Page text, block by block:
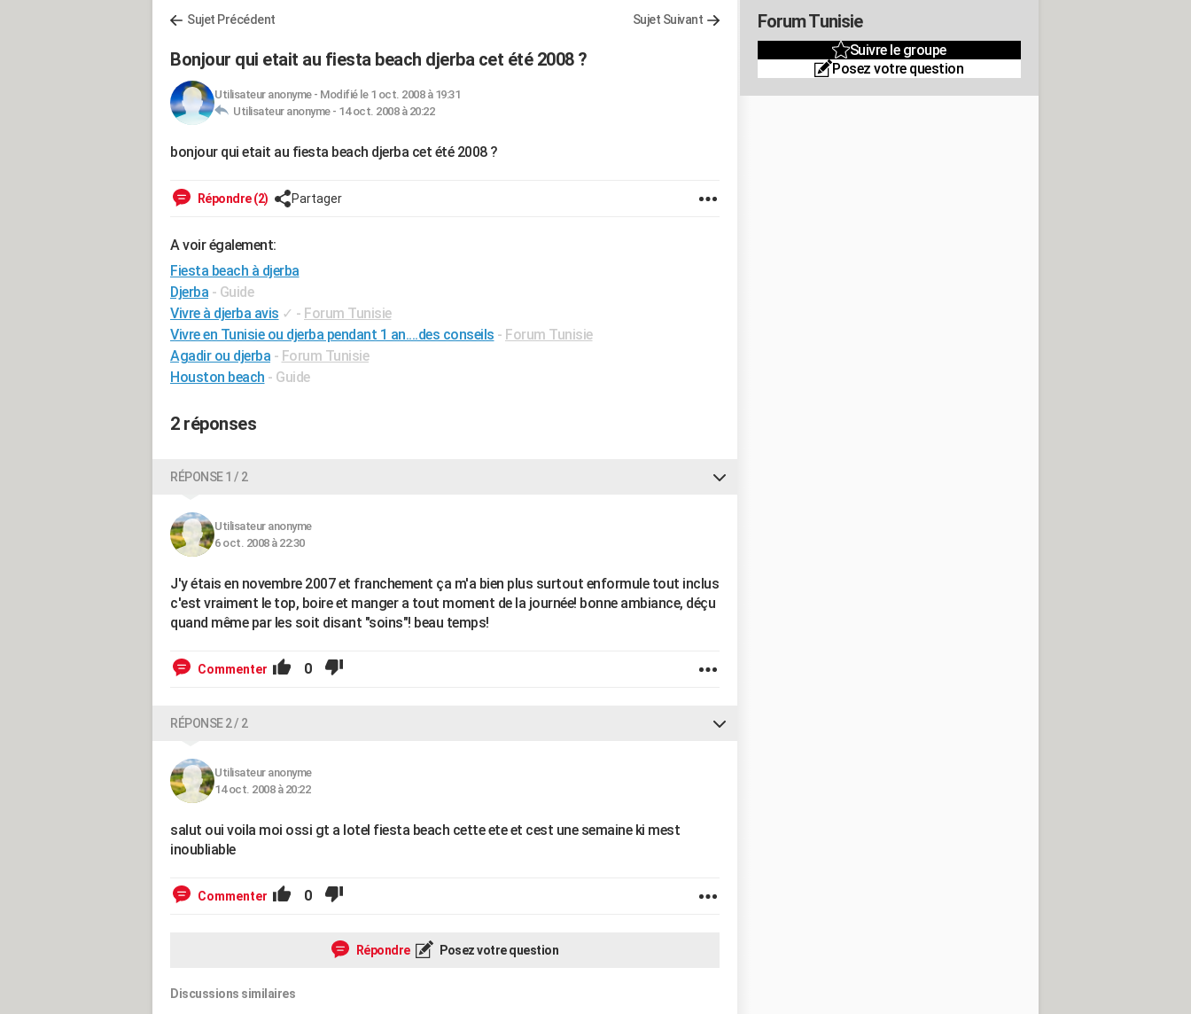
Sujet Précédent Sujet Suivant
Bonjour qui etait au fiesta beach djerba cet été 2008 ?
Utilisateur anonyme- Modifié le 1 oct. 2008 à 19:31
Utilisateur anonyme - 14 oct. 2008 à 20:22
bonjour qui etait au fiesta beach djerba cet été 2008 ?
Répondre (2) Partager
A voir également:
Fiesta beach à djerba
Djerba - Guide
Vivre à djerba avis ✓ - Forum Tunisie
Vivre en Tunisie ou djerba pendant 1 an....des conseils - Forum Tunisie
Agadir ou djerba - Forum Tunisie
Houston beach - Guide
2 réponses
RÉPONSE 1 / 2
Utilisateur anonyme
6 oct. 2008 à 22:30
J'y étais en novembre 2007 et franchement ça m'a bien plus surtout enformule tout inclus
c'est vraiment le top, boire et manger a tout moment de la journée! bonne ambiance, déçu
quand même par les soit disant "soins"! beau temps!
Commenter 0
RÉPONSE 2 / 2
Utilisateur anonyme
14 oct. 2008 à 20:22
salut oui voila moi ossi gt a lotel fiesta beach cette ete et cest une semaine ki mest
inoubliable
Commenter 0
Répondre Posez votre question
Discussions similaires
Forum Tunisie
Suivre le groupe
Posez votre question